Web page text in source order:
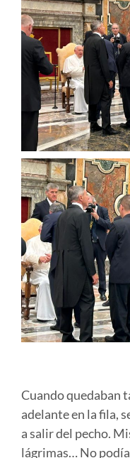
Cuando quedaban
adelante en la fila,
a salir del pecho.
lágrimas… No podía